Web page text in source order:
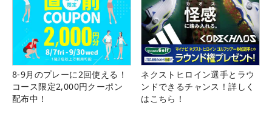
8-9月のプレーに2回使える！
コース限定2,000円クーポン
配布中！
ネクストヒロイン選手とラウ
ンドできるチャンス！詳しく
はこちら！